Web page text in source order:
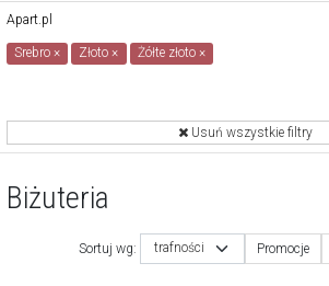
Apart.pl
Srebro× Złoto× Żółte złoto ×
Usuń wszystkie filtry
Biżuteria
Sortuj wg: trafności Promocje